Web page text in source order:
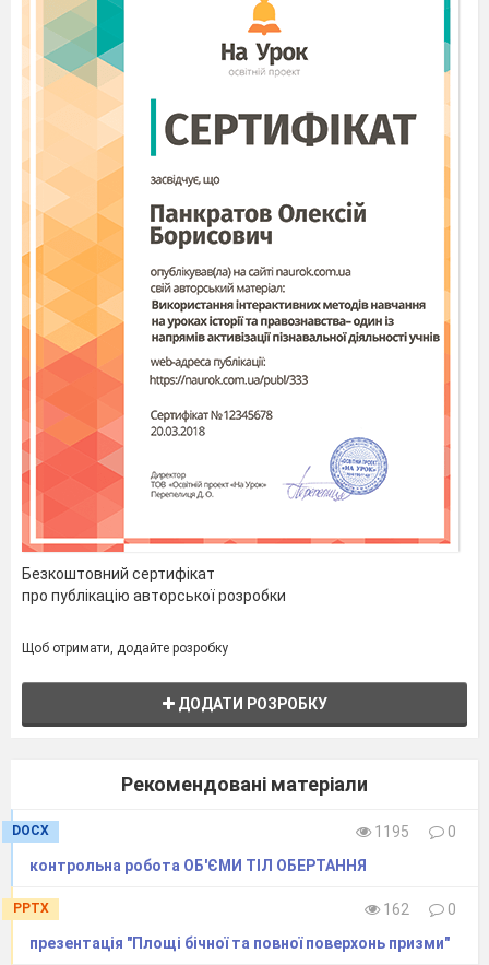
Безкоштовний сертифікат
про публікацію авторської розробки
Щоб отримати, додайте розробку
ДОДАТИ РОЗРОБКУ
Рекомендовані матеріали
DOCX 1195
0
контрольна робота ОБ'ЄМИ ТІЛ ОБЕРТАННЯ
PPTX 162
0
презентація "Площі бічної та повної поверхонь призми"